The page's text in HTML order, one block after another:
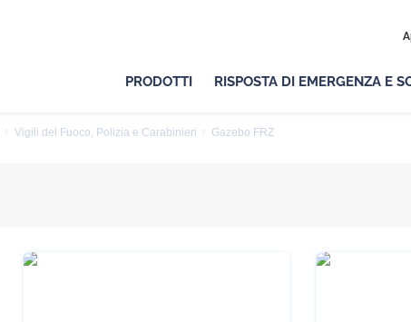
PRODOTTI RISPOSTA DI EMERGENZA E
Vigili del Fuoco, Polizia e Carabinieri Gazebo FRZ